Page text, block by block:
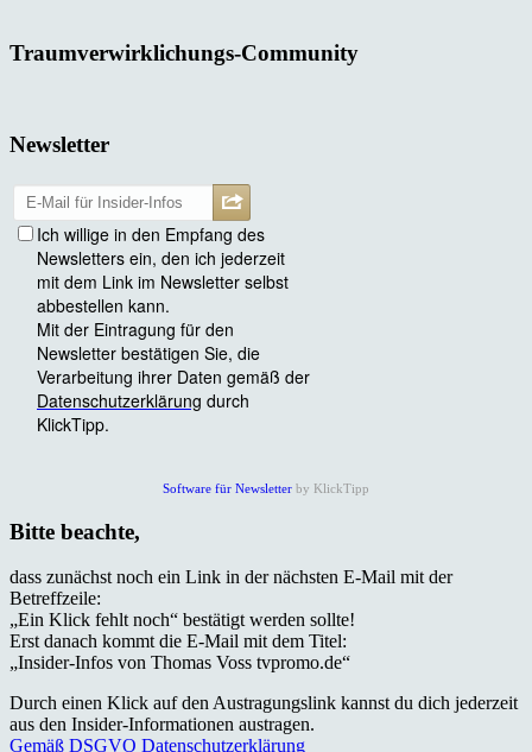
Traumverwirklichungs-Community
Newsletter
Software für Newsletter by KlickTipp
Bitte beachte,
dass zunächst noch ein Link in der nächsten E-Mail mit der
Betreffzeile:
„Ein Klick fehlt noch“ bestätigt werden sollte!
Erst danach kommt die E-Mail mit dem Titel:
„Insider-Infos von Thomas Voss tvpromo.de“
Durch einen Klick auf den Austragungslink kannst du dich jederzeit
aus den Insider-Informationen austragen.
Gemäß DSGVO Datenschutzerklärung